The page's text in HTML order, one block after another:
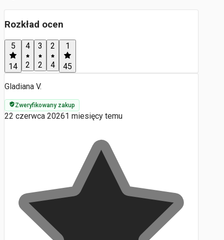
Rozkład ocen
5
14
4
2
3
2
2
4
1
45
Gladiana V.
Zweryfikowany zakup
22 czerwca 20261 miesięcy temu